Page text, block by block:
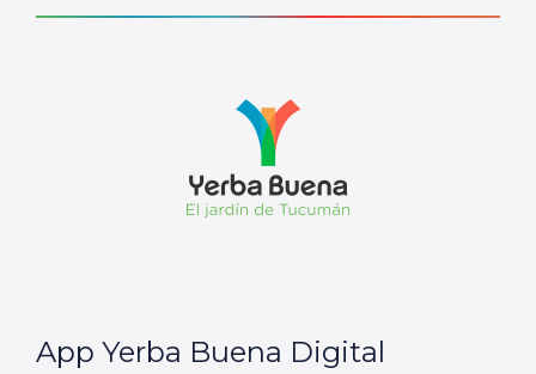
App Yerba Buena Digital